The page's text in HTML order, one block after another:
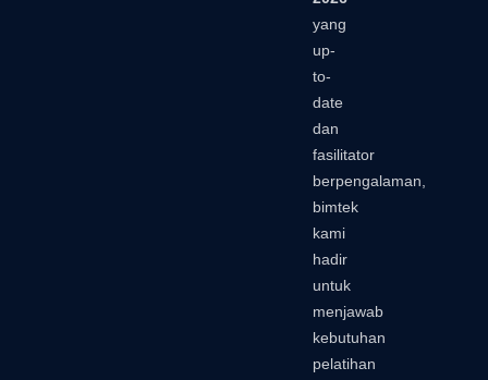
yang
up-
to-
date
dan
fasilitator
berpengalaman,
bimtek
kami
hadir
untuk
menjawab
kebutuhan
pelatihan